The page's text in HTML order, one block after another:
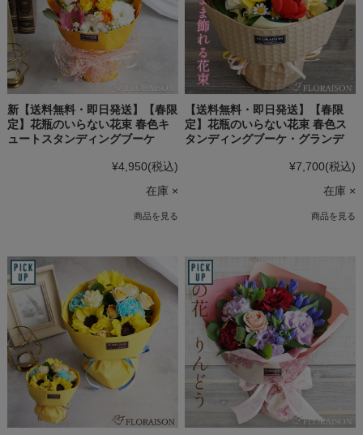
新【送料無料・即日発送】【春限
定】花瓶のいらない花束 春色キ
ュートスタンディングブーケ
¥4,950(税込)
在庫 ×
商品を見る
【送料無料・即日発送】【春限
定】花瓶のいらない花束 春色ス
タンディングブーケ・グランデ
¥7,700(税込)
在庫 ×
商品を見る